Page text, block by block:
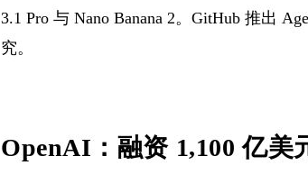
3.1 Pro 与 Nano Banana 2。GitHub 推出
究。
OpenAI：融资 1,100 亿美